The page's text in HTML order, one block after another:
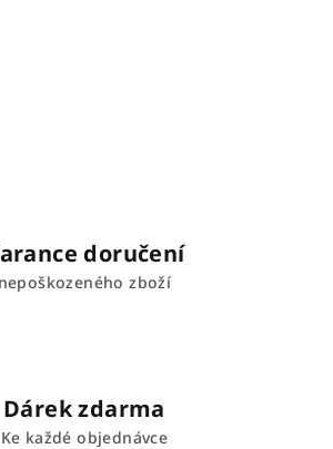
doručení
nepoškozeného zboží
Dárek zdarma
Ke každé objednávce